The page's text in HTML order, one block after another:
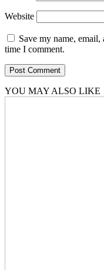
Website
Save my name,
time I comment.
YOU MAY ALSO LIKE